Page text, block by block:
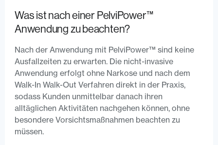
Was ist nach einer PelviPower™
Anwendung zu beachten?
Nach der Anwendung mit PelviPower™ sind keine
Ausfallzeiten zu erwarten. Die nicht-invasive
Anwendung erfolgt ohne Narkose und nach dem
Walk-In Walk-Out Verfahren direkt in der Praxis,
sodass Kunden unmittelbar danach ihren
alltäglichen Aktivitäten nachgehen können, ohne
besondere Vorsichtsmaßnahmen beachten zu
müssen.